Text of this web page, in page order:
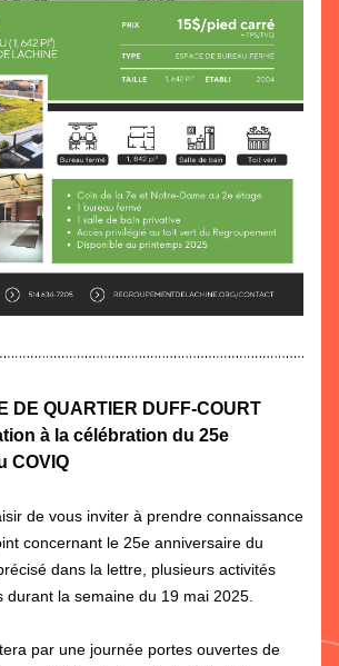
DE QUARTIER DUFF-COURT
à la célébration du 25e
COVIQ
de vous inviter à prendre connaissance
concernant le 25e anniversaire du
dans la lettre, plusieurs activités
durant la semaine du 19 mai 2025.
par une journée portes ouvertes de